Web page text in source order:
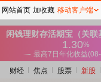
财经 焦点 股票 新股
网站首页 加收藏 移动客户端